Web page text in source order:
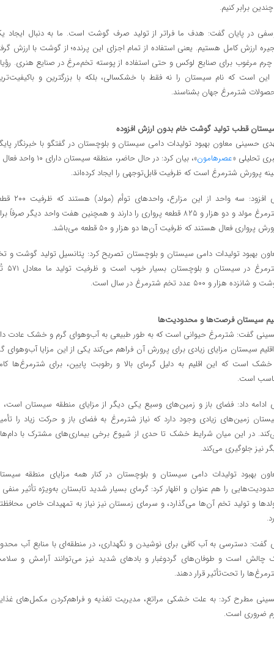
چندین برابر کنیم.
در پایان گفت: هدف ما فراتر از تولید صرف گوشت است. ما به دنبال ایجاد
ارزش کامل هستیم. یعنی استفاده از تمام اجزای این پرنده؛ از گوشت با ارزش
چرم مرغوب برای صنایع لوکس و حتی استفاده از پوسته تخم‌مرغ در صنایع هنری.
این است که نام سیستان را نه فقط با خشکسالی، بلکه با بزرگترین و
شترمرغ جهان بشناسند.
قطب تولید گوشت خام بدون ارزش افزوده
حسینی معاون بهبود تولیدات دامی سیستان و بلوچستان در گفتگو با خبرنگار
تحلیلی «عصرهامون
»، بیان کرد: در حال حاضر، منطقه سیستان دارای ۱۰
پرورش شترمرغ است که ظرفیت قابل‌توجهی را ایجاد کرده‌اند.
وی افزود: سه واحد از این مزارع،
شترمرغ مولد و دو هزار و ۸۲۵ قطعه پرواری را دارند و همچنین هفت واحد دیگر صرفاً
پرواری فعال هستند که ظرفیت آن‌ها دو هزار و ۵۰ قطعه می‌باشد.
بهبود تولیدات دامی سیستان و بلوچستان تصریح کرد: پتانسیل تولید گوشت و
شترمرغ در
شانزده هزار و ۵۰۰ عدد تخم شترمرغ در سال است.
سیستان فرصت‌ها و محدودیت‌ها
گفت: شترمرغ حیوانی است که به طور طبیعی به آب‌وهوای گرم و خشک عادت
سیستان مزایای زیادی برای پرورش آن فراهم می‌کند یکی از این مزایا آب‌وهوای
است که این اقلیم به دلیل گرمای بالا و رطوبت پایین، برای شترمرغ‌ها
است.
ادامه داد: فضای باز و زمین‌های وسیع یکی دیگر از مزایای منطقه سیستان است،
زمین‌های زیادی وجود دارد که نیاز شترمرغ به فضای باز و حرکت زیاد را
در این میان شرایط خشک تا حدی از شیوع برخی بیماری‌های مشترک با
نیز جلوگیری می‌کند.
بهبود تولیدات دامی سیستان و بلوچستان در کنار همه مزایای منطقه
را هم عنوان و اظهار کرد: گرمای بسیار شدید تابستان به‌ویژه تأثیر منفی
و تولید تخم آن‌ها می‌گذارد، و سرمای زمستان نیز نیاز به تمهیدات خاص
گفت: دسترسی به آب کافی برای نوشیدن و نگهداری، در منطقه‌ای با منابع آب
چالش است و طوفان‌های گردوغبار و بادهای شدید نیز می‌توانند آرامش و
را تحت‌تأثیر قرار دهند.
مطرح کرد: به علت خشکی مراتع، مدیریت تغذیه و فراهم‌کردن مکمل‌های
ضروری است.